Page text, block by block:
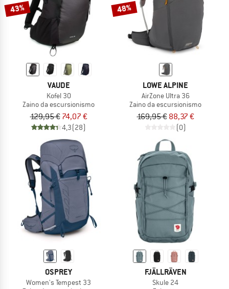
43%
VAUDE
Kofel 30
Zaino da escursionismo
129,95 € 74,07 €
4,3(28)
48%
LOWE ALPINE
AirZone Ultra 36
Zaino da escursionismo
169,95 € 88,37 €
(0)
OSPREY
Women's Tempest 33
FJÄLLRÄVEN
Skule 24